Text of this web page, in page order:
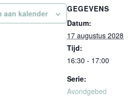
aan kalender
GEGEVENS
Datum:
17 augustus 2028
Tijd:
16:30 - 17:00
Serie:
Avondgebed